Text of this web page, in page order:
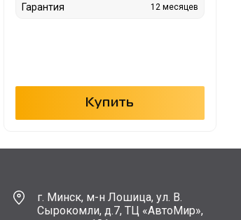
Гарантия 12 месяцев
Купить
г. Минск, м-н Лошица, ул. В.
Сырокомли, д.7, ТЦ «АвтоМир»,